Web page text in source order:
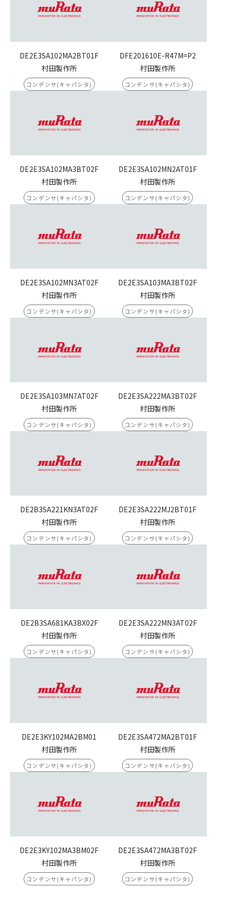
DE2E3SA102MA2BT01F
村田製作所
コンデンサ(キャパシタ)
DFE201610E-R47M=P2
村田製作所
コンデンサ(キャパシタ)
DE2E3SA102MA3BT02F
村田製作所
コンデンサ(キャパシタ)
DE2E3SA102MN2AT01F
村田製作所
コンデンサ(キャパシタ)
DE2E3SA102MN3AT02F
村田製作所
コンデンサ(キャパシタ)
DE2E3SA103MA3BT02F
村田製作所
コンデンサ(キャパシタ)
DE2E3SA103MN7AT02F
村田製作所
コンデンサ(キャパシタ)
DE2E3SA222MA3BT02F
村田製作所
コンデンサ(キャパシタ)
DE2B3SA221KN3AT02F
村田製作所
コンデンサ(キャパシタ)
DE2E3SA222MJ2BT01F
村田製作所
コンデンサ(キャパシタ)
DE2B3SA681KA3BX02F
村田製作所
コンデンサ(キャパシタ)
DE2E3SA222MN3AT02F
村田製作所
コンデンサ(キャパシタ)
DE2E3KY102MA2BM01
村田製作所
コンデンサ(キャパシタ)
DE2E3SA472MA2BT01F
村田製作所
コンデンサ(キャパシタ)
DE2E3KY102MA3BM02F
村田製作所
コンデンサ(キャパシタ)
DE2E3SA472MA3BT02F
村田製作所
コンデンサ(キャパシタ)